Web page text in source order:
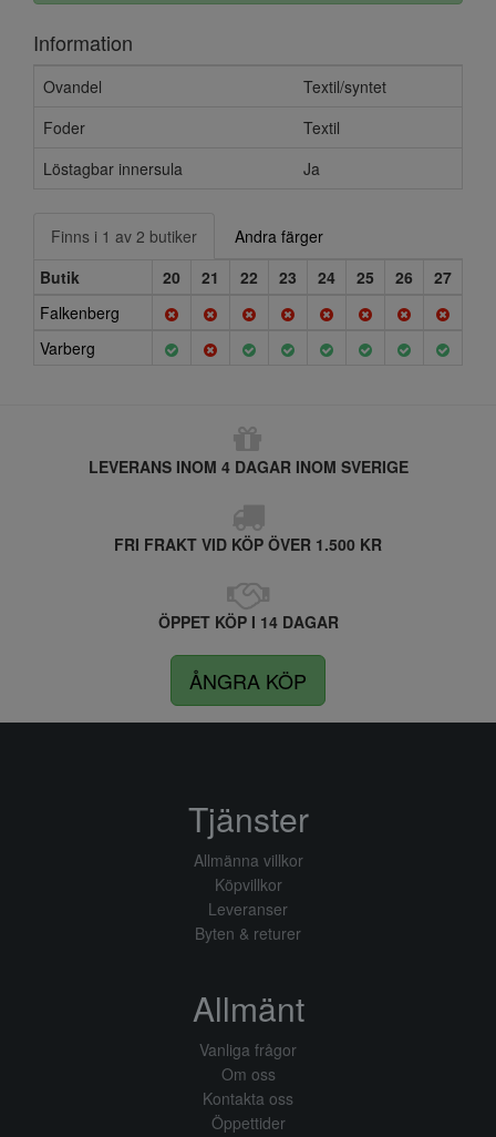
Information
Ovandel
Textil/syntet
Foder
Textil
Löstagbar innersula
Ja
Finns i 1 av 2 butiker
Andra färger
Butik
20 21 22 23 24 25 26
27
Falkenberg
Varberg
LEVERANS INOM 4 DAGAR INOM SVERIGE
FRI FRAKT VID KÖP ÖVER 1.500 KR
ÖPPET KÖP I 14 DAGAR
ÅNGRA KÖP
Tjänster
Allmänna villkor
Köpvillkor
Leveranser
Byten & returer
Allmänt
Vanliga frågor
Om oss
Kontakta oss
Öppettider